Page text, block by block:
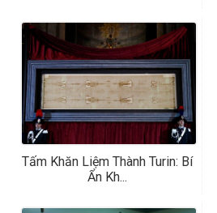
Tấm Khăn Liệm Thành Turin: Bí
Ẩn Kh...